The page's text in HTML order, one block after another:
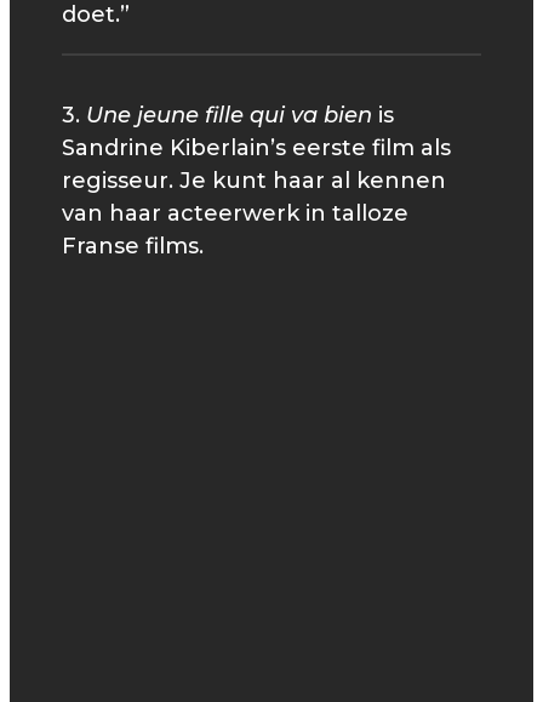
doet.”
3. Une jeune fille qui va bien is
Sandrine Kiberlain’s eerste film als
regisseur. Je kunt haar al kennen
van haar acteerwerk in talloze
Franse films.